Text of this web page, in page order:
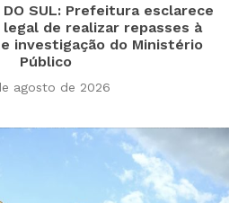
DO SUL: Prefeitura esclarece
de realizar repasses à
investigação do Ministério
Público
agosto de 2026